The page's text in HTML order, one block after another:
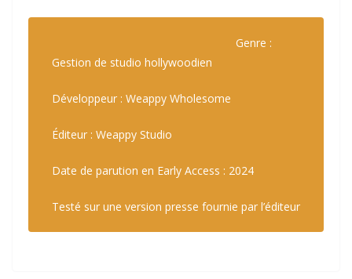
Genre :
Gestion de studio hollywoodien
Développeur : Weappy Wholesome
Éditeur : Weappy Studio
Date de parution en Early Access : 2024
Testé sur une version presse fournie par l’éditeur